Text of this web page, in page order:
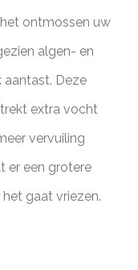
ontmossen uw
algen- en
aantast. Deze
extra vocht
vervuiling
er een grotere
gaat vriezen.